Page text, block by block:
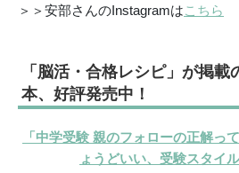
＞＞安部さんのInstagramはこちら
「脳活・合格レシピ」が掲載
本、好評発売中！
「中学受験 親のフォローの正解っ
ょうどいい、受験スタイ